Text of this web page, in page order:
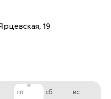
19
пт
сб
вс